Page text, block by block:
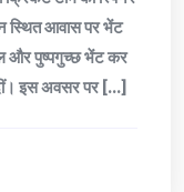
स्थित आवास पर भेंट
और पुष्पगुच्छ भेंट कर
इस अवसर पर [...]